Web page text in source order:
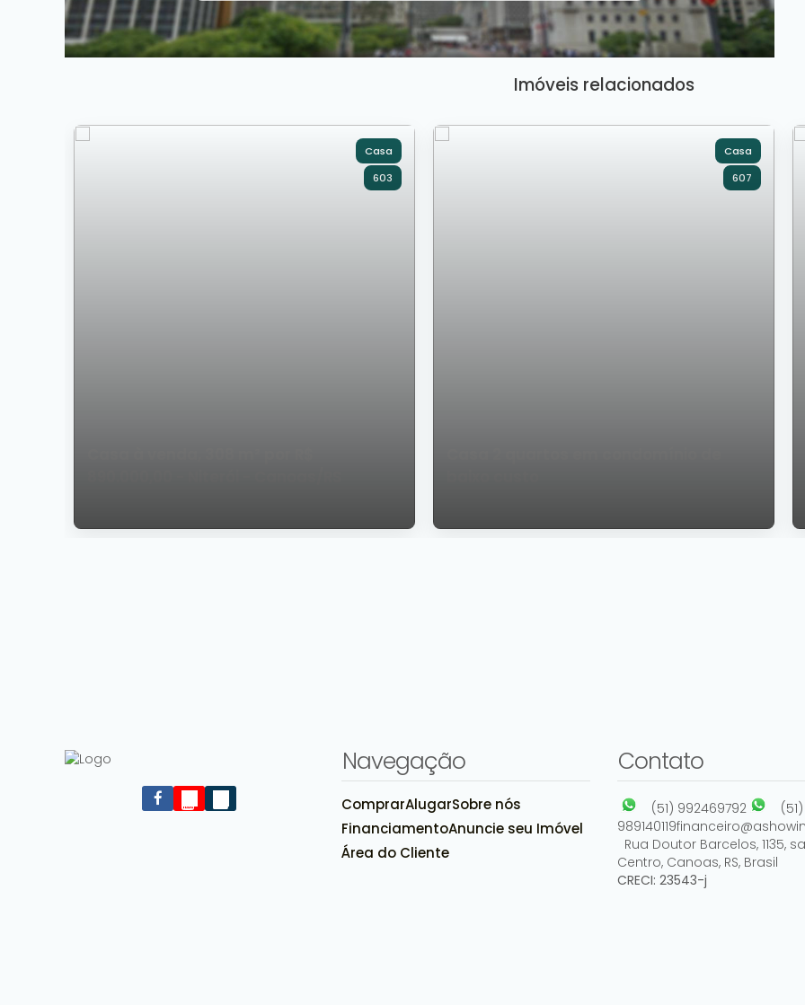
Imóveis relacionados
Casa
603
Rua Júlio de Castilhos, 208, 92120-030, Niterói,
Casa
607
Rua Protásio Alves, casa 102, 92120-160, Niterói,
Canoas, Rio Grande do Sul, Brasil
Navegação
ComprarAlugarSobre nós
FinanciamentoAnuncie seu Imóvel
Área do Cliente
Contato
(51) 992469792
(51)
989140119
Rua Doutor Barcelos, 1135,
Centro, Canoas, RS, Brasil
CRECI: 23543-j